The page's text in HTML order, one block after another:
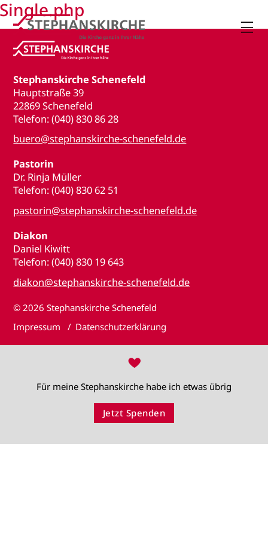

Stephanskirche Schenefeld
Hauptstraße 39
22869 Schenefeld
Telefon: (040) 830 86 28
buero@stephanskirche-schenefeld.de
Pastorin
Dr. Rinja Müller
Telefon: (040) 830 62 51
pastorin@stephanskirche-schenefeld.de
Diakon
Daniel Kiwitt
Telefon: (040) 830 19 643
diakon@stephanskirche-schenefeld.de
© 2026 Stephanskirche Schenefeld
Impressum
Datenschutzerklärung
♥
Für meine Stephanskirche habe ich etwas übrig
Jetzt Spenden